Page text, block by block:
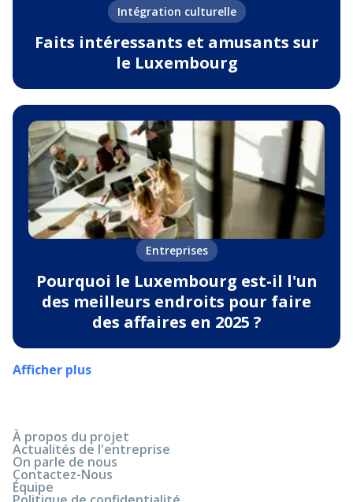
Intégration culturelle
Faits intéressants et amusants sur
le Luxembourg
Entreprises
Pourquoi le Luxembourg est-il l'un
des meilleurs endroits pour faire
des affaires en 2025 ?
Afficher plus
À propos du projet
Actualités de l'entreprise
On parle de nous
Contactez-Nous
Équipe